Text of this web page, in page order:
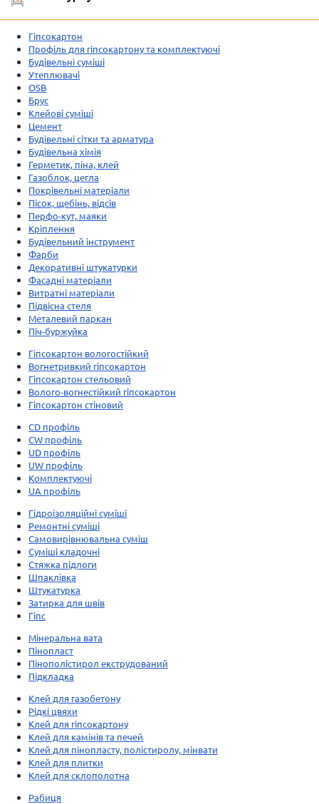
Гіпсокартон
Профіль для гіпсокартону та комплектуючі
Будівельні суміші
Утеплювачі
OSB
Брус
Клейові суміші
Цемент
Будівельні сітки та арматура
Будівельна хімія
Герметик, піна, клей
Газоблок, цегла
Покрівельні матеріали
Пісок, щебінь, відсів
Перфо-кут, маяки
Кріплення
Будівельний інструмент
Фарби
Декоративні штукатурки
Фасадні матеріали
Витратні матеріали
Підвісна стеля
Металевий паркан
Піч-буржуйка
Гіпсокартон вологостійкий
Вогнетривкий гіпсокартон
Гіпсокартон стельовий
Волого-вогнестійкий гіпсокартон
Гіпсокартон стіновий
CD профіль
CW профіль
UD профіль
UW профіль
Комплектуючі
UA профіль
Гідроізоляційні суміші
Ремонтні суміші
Самовирівнювальна суміш
Суміші кладочні
Стяжка підлоги
Шпаклівка
Штукатурка
Затирка для швів
Гіпс
Мінеральна вата
Пінопласт
Пінополістирол екструдований
Підкладка
Клей для газобетону
Рідкі цвяхи
Клей для гіпсокартону
Клей для камінів та печей
Клей для пінопласту, полістиролу, мінвати
Клей для плитки
Клей для склополотна
Рабиця